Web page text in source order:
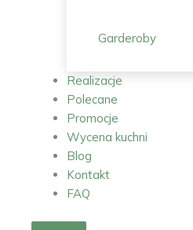
Garderoby
Realizacje
Polecane
Promocje
Wycena kuchni
Blog
Kontakt
FAQ